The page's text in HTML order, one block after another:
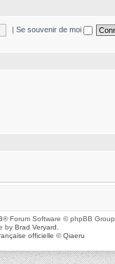
|Se souvenir de moi
® Forum Software © phpBB Group
by Brad Veryard
officielle ©Qiaeru